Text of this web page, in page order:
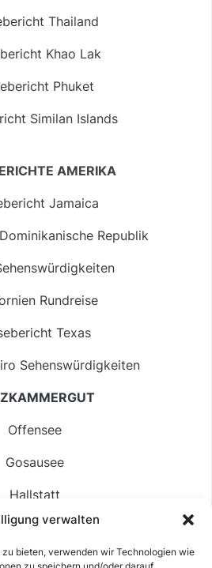
verwalten
zu bieten, verwenden wir Technologien wie
Thailand
Khao Lak
Phuket
Similan Islands
AMERIKA
Jamaica
Republik
Rundreise
Texas
Sehenswürdigkeiten
Offensee
Gosausee
Hallstatt
See